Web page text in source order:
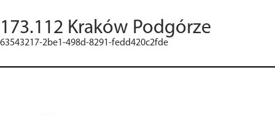
173.112 Kraków Podgórze
63543217-2be1-498d-8291-fedd420c2fde